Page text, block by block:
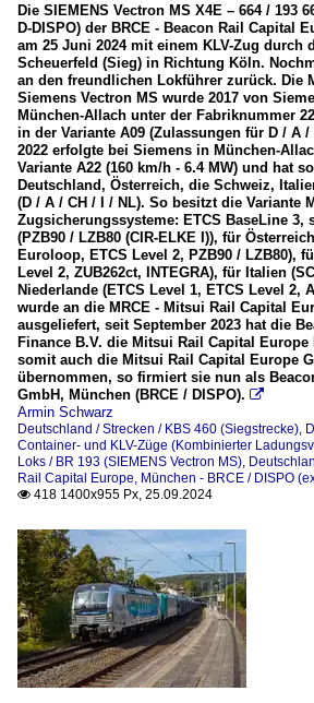
Die SIEMENS Vectron MS X4E – 664 / 193
D-DISPO) der BRCE - Beacon Rail Capital
am 25 Juni 2024 mit einem KLV-Zug durch
Scheuerfeld (Sieg) in Richtung Köln.
an den freundlichen Lokführer zurück. Die
Siemens Vectron MS wurde 2017 von
München-Allach unter der Fabriknummer
in der Variante A09 (Zulassungen für D / A
2022 erfolgte bei Siemens in München-
Variante A22 (160 km/h - 6.4 MW) und hat
Deutschland, Österreich, die Schweiz,
(D / A / CH / I / NL). So besitzt die Variante
Zugsicherungssysteme: ETCS BaseLine 3,
(PZB90 / LZB80 (CIR-ELKE I)), für
Euroloop, ETCS Level 2, PZB90 / LZB80),
Level 2, ZUB262ct, INTEGRA), für Italien
Niederlande (ETCS Level 1, ETCS Level 2,
wurde an die MRCE - Mitsui Rail Capital
ausgeliefert, seit September 2023 hat die
Finance B.V. die Mitsui Rail Capital Europe
somit auch die Mitsui Rail Capital Europe
übernommen, so firmiert sie nun als
GmbH, München (BRCE / DISPO). 
Armin Schwarz
Deutschland / Strecken / KBS 460 (Siegstrecke)
Container- und KLV-Züge (Kombinierter
Loks / BR 193 (SIEMENS Vectron MS)
Rail Capital Europe, München - BRCE / DISPO
 418 1400x955 Px, 25.09.2024